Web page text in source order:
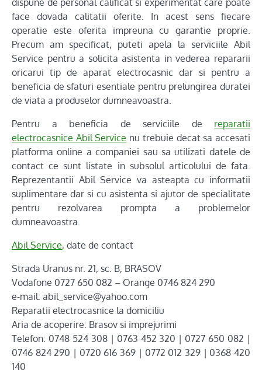
face dovada calitatii oferite. In acest sens fiecare
operatie este oferita impreuna cu garantie proprie.
Precum am specificat, puteti apela la serviciile Abil
Service pentru a solicita asistenta in vederea repararii
oricarui tip de aparat electrocasnic dar si pentru a
beneficia de sfaturi esentiale pentru prelungirea duratei
de viata a produselor dumneavoastra.
Pentru a beneficia de serviciile de reparatii
electrocasnice Abil Service nu trebuie decat sa accesati
platforma online a companiei sau sa utilizati datele de
contact ce sunt listate in subsolul articolului de fata.
Reprezentantii Abil Service va asteapta cu informatii
suplimentare dar si cu asistenta si ajutor de specialitate
pentru rezolvarea prompta a problemelor
dumneavoastra.
Abil Service, date de contact
Strada Uranus nr. 21, sc. B, BRASOV
Vodafone 0727 650 082 – Orange 0746 824 290
e-mail: abil_service@yahoo.com
Reparatii electrocasnice la domiciliu
Aria de acoperire: Brasov si imprejurimi
Telefon: 0748 524 308 | 0763 452 320 | 0727 650 082 |
0746 824 290 | 0720 616 369 | 0772 012 329 | 0368 420
140